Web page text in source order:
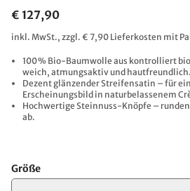
€ 127,90
inkl. MwSt., zzgl. € 7,90 Lieferkosten mit
100 % Bio-Baumwolle aus kontrolliert
weich, atmungsaktiv und hautfreundlich.
Dezent glänzender Streifensatin – für
Erscheinungsbild in naturbelassenem
Hochwertige Steinnuss-Knöpfe –
ab.
Größe